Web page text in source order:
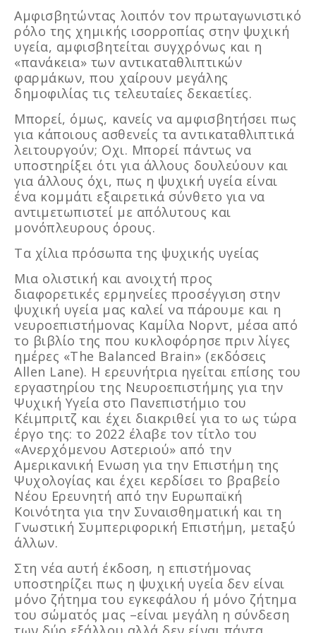
Αμφισβητώντας λοιπόν τον πρωταγωνιστικό
ρόλο της χημικής ισορροπίας στην ψυχική
υγεία, αμφισβητείται συγχρόνως και η
«πανάκεια» των αντικαταθλιπτικών
φαρμάκων, που χαίρουν μεγάλης
δημοφιλίας τις τελευταίες δεκαετίες.
Μπορεί, όμως, κανείς να αμφισβητήσει πως
για κάποιους ασθενείς τα αντικαταθλιπτικά
λειτουργούν; Οχι. Μπορεί πάντως να
υποστηρίξει ότι για άλλους δουλεύουν και
για άλλους όχι, πως η ψυχική υγεία είναι
ένα κομμάτι εξαιρετικά σύνθετο για να
αντιμετωπιστεί με απόλυτους και
μονόπλευρους όρους.
Τα χίλια πρόσωπα της ψυχικής υγείας
Μια ολιστική και ανοιχτή προς
διαφορετικές ερμηνείες προσέγγιση στην
ψυχική υγεία μας καλεί να πάρουμε και η
νευροεπιστήμονας Καμίλα Νορντ, μέσα από
το βιβλίο της που κυκλοφόρησε πριν λίγες
ημέρες «The Balanced Brain» (εκδόσεις
Allen Lane). Η ερευνήτρια ηγείται επίσης του
εργαστηρίου της Νευροεπιστήμης για την
Ψυχική Υγεία στο Πανεπιστήμιο του
Κέιμπριτζ και έχει διακριθεί για το ως τώρα
έργο της: το 2022 έλαβε τον τίτλο του
«Ανερχόμενου Αστεριού» από την
Αμερικανική Ενωση για την Επιστήμη της
Ψυχολογίας και έχει κερδίσει το βραβείο
Νέου Ερευνητή από την Ευρωπαϊκή
Κοινότητα για την Συναισθηματική και τη
Γνωστική Συμπεριφορική Επιστήμη, μεταξύ
άλλων.
Στη νέα αυτή έκδοση, η επιστήμονας
υποστηρίζει πως η ψυχική υγεία δεν είναι
μόνο ζήτημα του εγκεφάλου ή μόνο ζήτημα
του σώματός μας –είναι μεγάλη η σύνδεση